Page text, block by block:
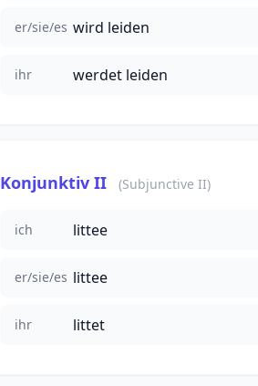
er/sie/es wird leiden
ihr werdet leiden
Konjunktiv II (Subjunctive II)
ich littee
er/sie/es littee
ihr littet